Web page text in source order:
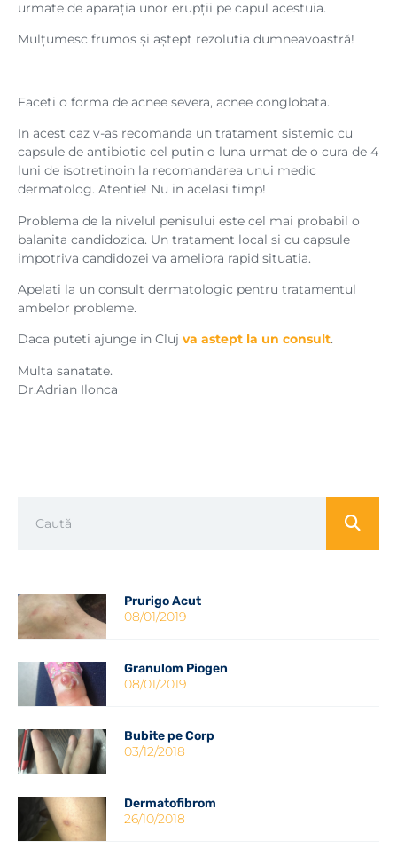
urmate de aparația unor erupții pe capul acestuia.
Mulțumesc frumos și aștept rezoluția dumneavoastră!
Faceti o forma de acnee severa, acnee conglobata.
In acest caz v-as recomanda un tratament sistemic cu
capsule de antibiotic cel putin o luna urmat de o cura de 4
luni de isotretinoin la recomandarea unui medic
dermatolog. Atentie! Nu in acelasi timp!
Problema de la nivelul penisului este cel mai probabil o
balanita candidozica. Un tratament local si cu capsule
impotriva candidozei va ameliora rapid situatia.
Apelati la un consult dermatologic pentru tratamentul
ambelor probleme.
Daca puteti ajunge in Cluj va astept la un consult.
Multa sanatate.
Dr.Adrian Ilonca
Prurigo Acut
08/01/2019
Granulom Piogen
08/01/2019
Bubite pe Corp
03/12/2018
Dermatofibrom
26/10/2018